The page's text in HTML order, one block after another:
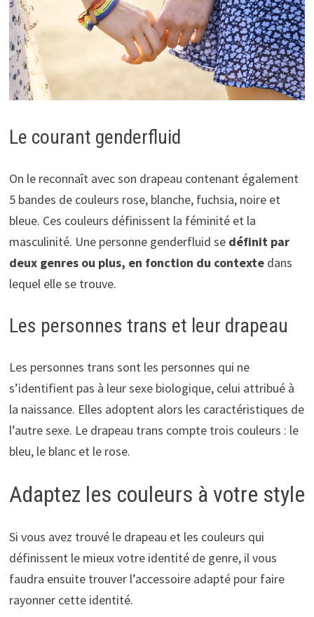
Le courant genderfluid
On le reconnaît avec son drapeau contenant également
5 bandes de couleurs rose, blanche, fuchsia, noire et
bleue. Ces couleurs définissent la féminité et la
masculinité. Une personne genderfluid se définit par
deux genres ou plus, en fonction du contextedans
lequel elle se trouve.
Les personnes trans et leur drapeau
Les personnes trans sont les personnes qui ne
s’identifient pas à leur sexe biologique, celui attribué à
la naissance. Elles adoptent alors les caractéristiques de
l’autre sexe. Le drapeau trans compte trois couleurs : le
bleu, le blanc et le rose.
Adaptez les couleurs à votre style
Si vous avez trouvé le drapeau et les couleurs qui
définissent le mieux votre identité de genre, il vous
faudra ensuite trouver l’accessoire adapté pour faire
rayonner cette identité.